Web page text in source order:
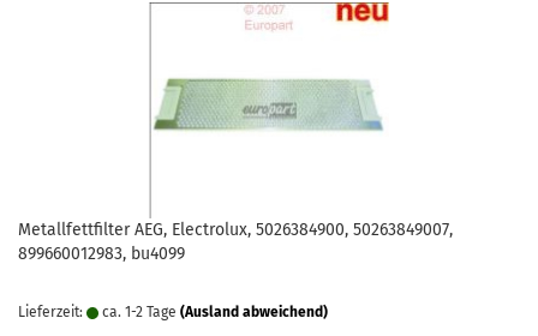
Metallfettfilter AEG, Electrolux, 5026384900, 50263849007,
899660012983, bu4099
Lieferzeit: ca. 1-2 Tage (Ausland abweichend)